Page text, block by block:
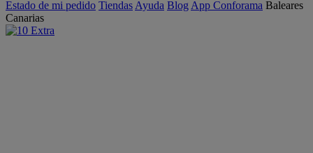
Estado de mi pedido Tiendas Ayuda Blog App Conforama Baleares
Canarias